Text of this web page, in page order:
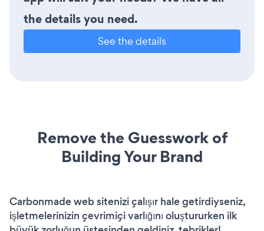
the details you need.
See the details
Remove the Guesswork of
Building Your Brand
Carbonmade web sitenizi çalışır hale getirdiyseniz,
işletmelerinizin çevrimiçi varlığını oluştururken ilk